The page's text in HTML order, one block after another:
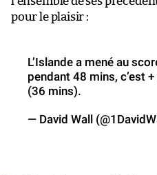
pour le plaisir :
L’Islande a mené au
pendant 48 mins, c’est
(36 mins).
— David Wall